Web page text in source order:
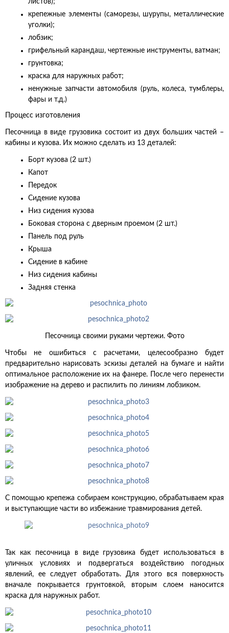
листов);
крепежные элементы (саморезы, шурупы, металлические
уголки);
лобзик;
грифельный карандаш, чертежные инструменты, ватман;
грунтовка;
краска для наружных работ;
ненужные запчасти автомобиля (руль, колеса, тумблеры,
фары и т.д.)
Процесс изготовления
Песочница в виде грузовика состоит из двух больших частей –
кабины и кузова. Их можно сделать из 13 деталей:
Борт кузова (2 шт.)
Капот
Передок
Сидение кузова
Низ сидения кузова
Боковая сторона с дверным проемом (2 шт.)
Панель под руль
Крыша
Сидение в кабине
Низ сидения кабины
Задняя стенка
Песочница своими руками чертежи. Фото
Чтобы не ошибиться с расчетами, целесообразно будет
предварительно нарисовать эскизы деталей на бумаге и найти
оптимальное расположение их на фанере. После чего перенести
изображение на дерево и распилить по линиям лобзиком.
С помощью крепежа собираем конструкцию, обрабатываем края
и выступающие части во избежание травмирования детей.
Так как песочница в виде грузовика будет использоваться в
уличных условиях и подвергаться воздействию погодных
явлений, ее следует обработать. Для этого вся поверхность
вначале покрывается грунтовкой, вторым слоем наносится
краска для наружных работ.